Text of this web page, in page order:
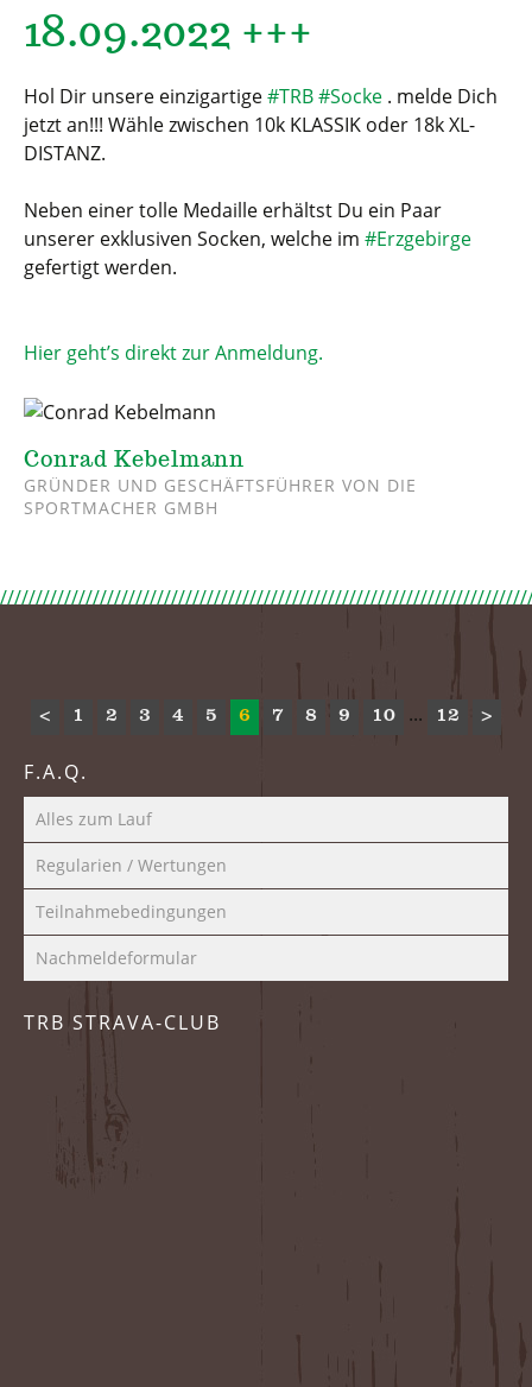
18.09.2022 +++
Hol Dir unsere einzigartige#TRB#Socke . melde Dich
jetzt an!!! Wähle zwischen 10k KLASSIK oder 18k XL-
DISTANZ.
Neben einer tolle Medaille erhältst Du ein Paar
unserer exklusiven Socken, welche im #Erzgebirge
gefertigt werden.
Hier geht’s direkt zur Anmeldung.
Conrad Kebelmann
GRÜNDER UND GESCHÄFTSFÜHRER VON DIE
SPORTMACHER GMBH
< 1 2 3 4 5 6 7 8 9 10 ... 12 >
F.A.Q.
Alles zum Lauf
Regularien / Wertungen
Teilnahmebedingungen
Nachmeldeformular
TRB STRAVA-CLUB